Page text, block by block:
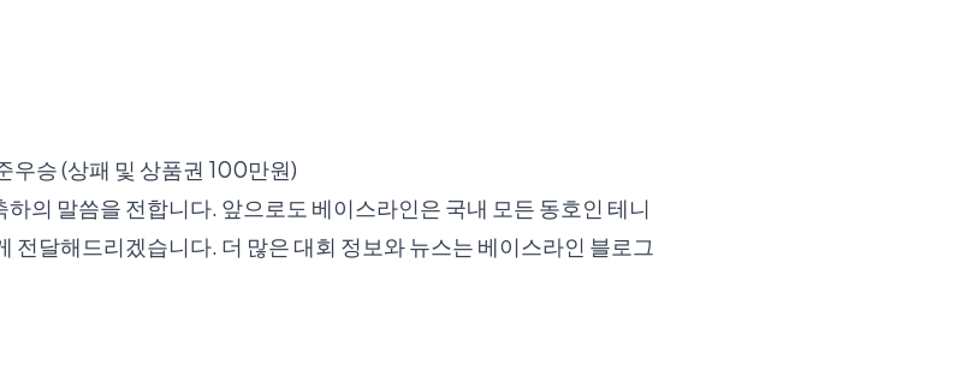
우승 (상패 및 상품권 100만원)
의 말씀을 전합니다. 앞으로도 베이스라인은 국내 모든 동호인 테니
전달해드리겠습니다. 더 많은 대회 정보와 뉴스는 베이스라인 블로그